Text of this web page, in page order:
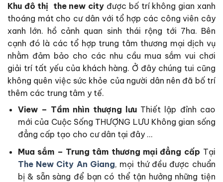
Khu đô thị the new city được bố trí không gian xanh
thoáng mát cho cư dân với tổ hợp các công viên cây
xanh lớn. hồ cảnh quan sinh thái rộng tới 7ha. Bên
cạnh đó là các tổ hợp trung tâm thương mại dịch vụ
nhằm đảm bảo cho các nhu cầu mua sắm vui chơi
giải trí tất yếu của khách hàng. Ở đây chúng tui cũng
không quên việc sức khỏe của người dân nên đã bố trí
thêm các trung tâm y tế.
View – Tầm nhìn thượng lưuThiết lập đỉnh cao
mới của Cuộc Sống THƯỢNG LƯU Không gian sống
đẳng cấp tạo cho cư dân tại đây …
Mua sắm – Trung tâm thương mại đẳng cấp Tại
The New City An Giang, mọi thứ đều được chuẩn
bị & sẵn sàng để bạn có thể tận hưởng những tiện